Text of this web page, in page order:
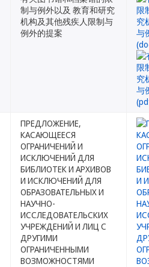
制与例外以及 教育和研究
机构及其他残疾人限制与
例外的提案
ПРЕДЛОЖЕНИЕ,
КАСАЮЩЕЕСЯ
ОГРАНИЧЕНИЙ И
ИСКЛЮЧЕНИЙ ДЛЯ
БИБЛИОТЕК И АРХИВОВ
И ИСКЛЮЧЕНИЙ ДЛЯ
ОБРАЗОВАТЕЛЬНЫХ И
НАУЧНО-
ИССЛЕДОВАТЕЛЬСКИХ
УЧРЕЖДЕНИЙ И ЛИЦ С
ДРУГИМИ
ОГРАНИЧЕННЫМИ
ВОЗМОЖНОСТЯМИ